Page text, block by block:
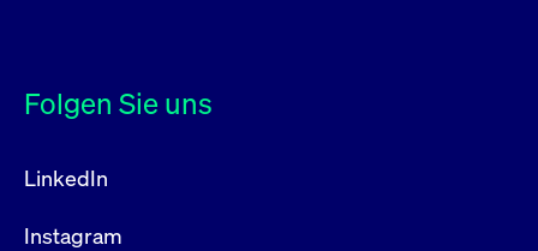
Folgen Sie uns
LinkedIn
Instagram